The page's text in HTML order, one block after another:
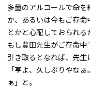
多量のアルコールで命
か、あるいは今もご存
とかと心配しておられる
もし豊田先生がご存命
引き取るとなれば、先生
「亨よ、久しぶりやな
ぁ」と。